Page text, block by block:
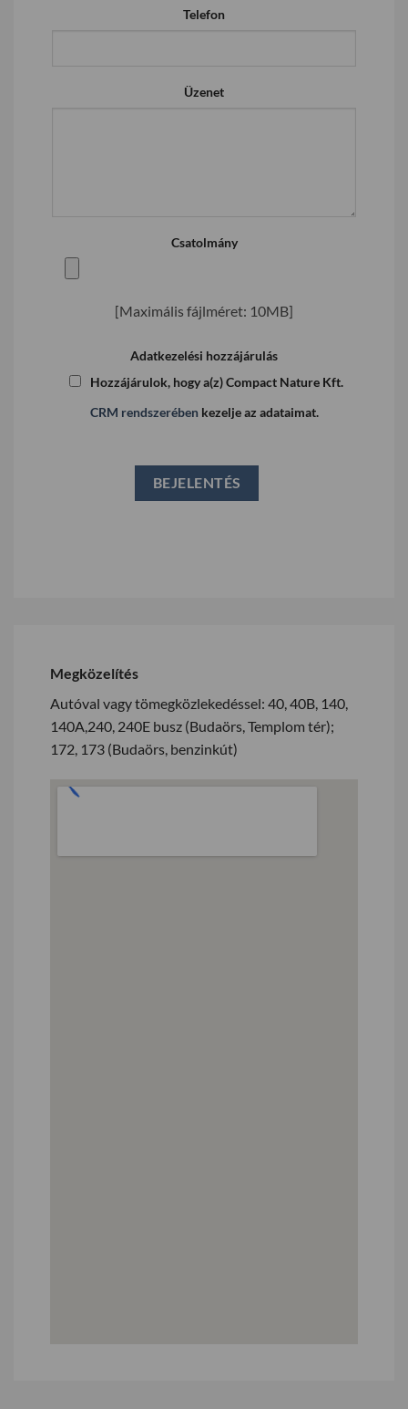
Telefon
Üzenet
Csatolmány
[Maximális fájlméret: 10MB]
Adatkezelési hozzájárulás
Hozzájárulok, hogy a(z) Compact Nature Kft.
CRM rendszerében kezelje az adataimat.
Megközelítés
Autóval vagy tömegközlekedéssel: 40, 40B, 140,
140A,240, 240E busz (Budaörs, Templom tér);
172, 173 (Budaörs, benzinkút)